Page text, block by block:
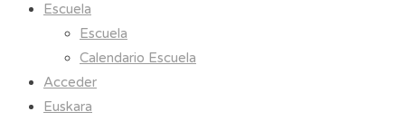
Escuela
Escuela
Calendario Escuela
Acceder
Euskara